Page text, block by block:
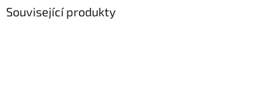
Související produkty